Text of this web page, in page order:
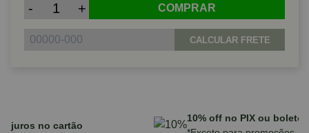
- + COMPRAR
CALCULAR FRETE
Parcele em até 10x sem juros no cartão